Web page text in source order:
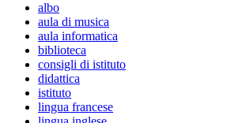
albo
aula di musica
aula informatica
biblioteca
consigli di istituto
didattica
istituto
lingua francese